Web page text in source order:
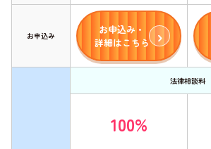
お申込み
お申込み・
詳細はこちら
法律相談料
100%